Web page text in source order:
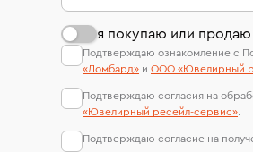
я покупаю или
Подтверждаю ознакомление с
«Ломбард» и ООО «Ювелирный
Подтверждаю согласия на
«Ювелирный ресейл-сервиc».
Подтверждаю согласие на